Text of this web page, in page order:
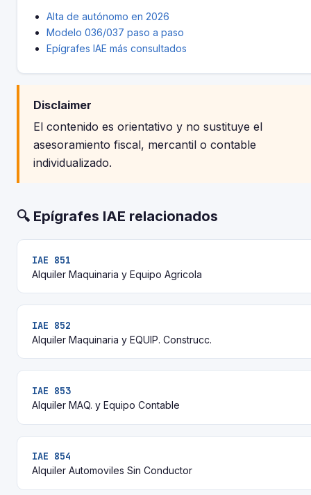
Alta de autónomo en 2026
Modelo 036/037 paso a paso
Epígrafes IAE más consultados
Disclaimer
El contenido es orientativo y no sustituye el
asesoramiento fiscal, mercantil o contable
individualizado.
🔍 Epígrafes IAE relacionados
IAE 851
Alquiler Maquinaria y Equipo Agricola
IAE 852
Alquiler Maquinaria y EQUIP. Construcc.
IAE 853
Alquiler MAQ. y Equipo Contable
IAE 854
Alquiler Automoviles Sin Conductor